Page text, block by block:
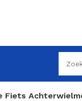
Fiets